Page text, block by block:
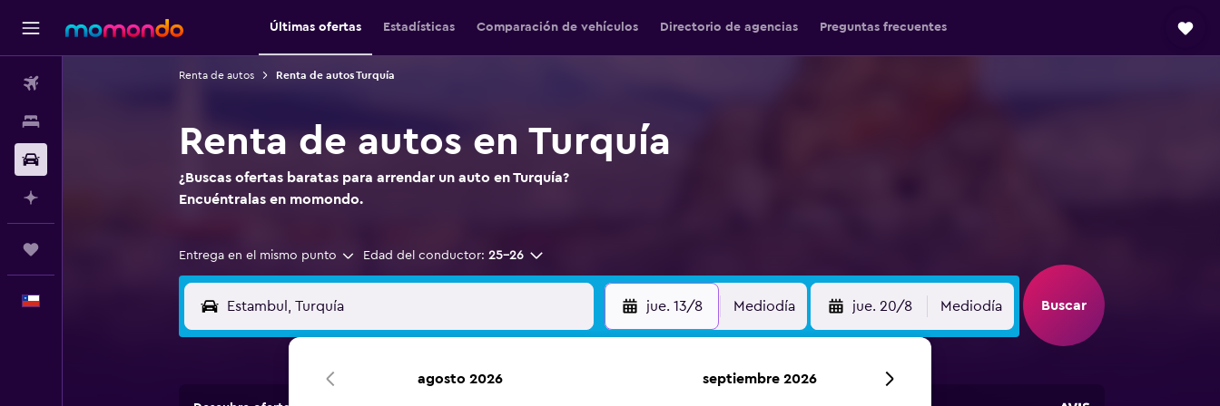
Últimas ofertas Estadísticas Comparación de vehículos Directorio de agencias Preguntas frecuentes
Renta de autos Renta de autos Turquía
Renta de autos en Turquía
¿Buscas ofertas baratas para arrendar un auto en Turquía?
Encuéntralas en momondo.
Entrega en el mismo punto Edad del conductor: 25-26
jue. 13/8 Mediodía jue. 20/8 Mediodía Buscar
agosto 2026 septiembre 2026